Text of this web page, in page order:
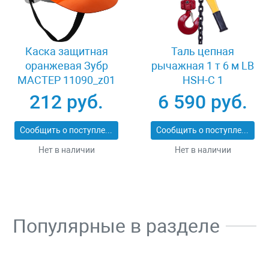
Каска защитная
оранжевая Зубр
МАСТЕР 11090_z01
212 руб.
Сообщить о поступлении
Нет в наличии
Таль цепная
рычажная 1 т 6 м LB
HSH-C 1
6 590 руб.
Сообщить о поступлении
Нет в наличии
Популярные в разделе